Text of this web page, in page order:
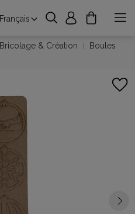
Français
Bricolage & Création
Boules